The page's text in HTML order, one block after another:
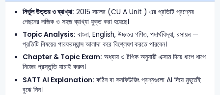
নির্ভুল উত্তর ও ব্যাখ্যা: 2015 সালের (CU A Unit ) এর প্রতিটি প্রশ্নের
পেছনের লজিক ও সহজ ব্যাখ্যা যুক্ত করা হয়েছে।
Topic Analysis: বাংলা, English, উচ্চতর গণিত, পদার্থবিদ্যা, রসায়ন —
প্রতিটি বিষয়ের পারফরম্যান্স আলাদা করে বিশ্লেষণ করতে পারবেন।
Chapter & Topic Exam: অধ্যায় ও টপিক অনুযায়ী এক্সাম দিয়ে ধাপে ধাপে
নিজের প্রস্তুতি যাচাই করুন।
SATT AI Explanation: কঠিন বা কনফিউজিং প্রশ্নগুলো AI দিয়ে মুহূর্তেই
বুঝে নিন।